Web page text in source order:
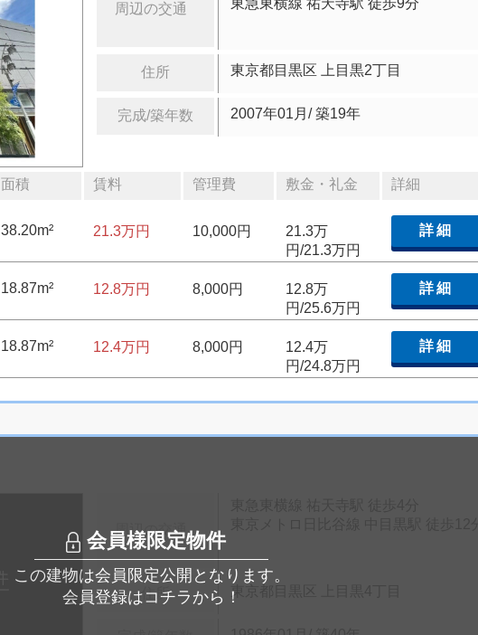
周辺の交通
東急東横線 祐天寺駅 徒歩9分
住所 東京都目黒区 上目黒2丁目
完成/築年数 2007年01月/ 築19年
面積 賃料 管理費 敷金・礼金 詳細
38.20m² 21.3万円 10,000円
21.3万
円/21.3万円
詳細
18.87m² 12.8万円 8,000円
12.8万
円/25.6万円
詳細
18.87m² 12.4万円 8,000円
12.4万
円/24.8万円
詳細
会員様限定物件
この建物は会員限定公開となります。
会員登録はコチラから！
周辺の交通
住所 東京都目黒区 上目黒4丁目